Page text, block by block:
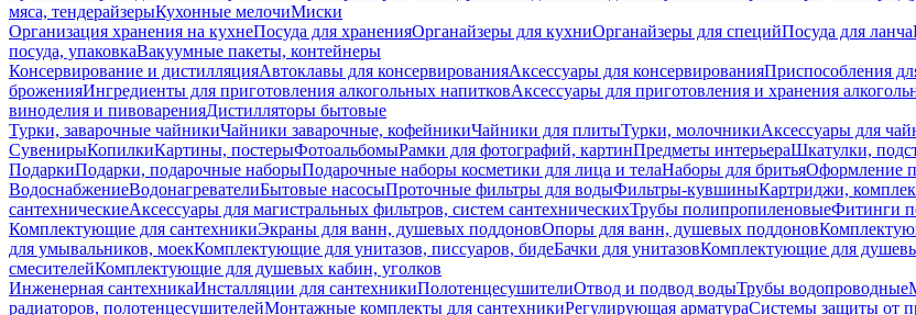
мяса, тендерайзерыКухонные мелочиМиски
Организация хранения на кухнеПосуда для храненияОрганайзеры для кухниОрганайзеры для специйПосуда для ланча
посуда, упаковкаВакуумные пакеты, контейнеры
Консервирование и дистилляцияАвтоклавы для консервированияАксессуары для консервированияПриспособления
броженияИнгредиенты для приготовления алкогольных напитковАксессуары для приготовления и хранения
виноделия и пивоваренияДистилляторы бытовые
Турки, заварочные чайникиЧайники заварочные, кофейникиЧайники для плитыТурки, молочникиАксессуары для
СувенирыКопилкиКартины, постерыФотоальбомыРамки для фотографий, картинПредметы интерьераШкатулки,
ПодаркиПодарки, подарочные наборыПодарочные наборы косметики для лица и телаНаборы для бритьяОформление
ВодоснабжениеВодонагревателиБытовые насосыПроточные фильтры для водыФильтры-кувшиныКартриджи,
сантехническиеАксессуары для магистральных фильтров, систем сантехническихТрубы полипропиленовыеФитинги
Комплектующие для сантехникиЭкраны для ванн, душевых поддоновОпоры для ванн, душевых поддонов
для умывальников, моекКомплектующие для унитазов, писсуаров, бидеБачки для унитазовКомплектующие для
смесителейКомплектующие для душевых кабин, уголков
Инженерная сантехникаИнсталляции для сантехникиПолотенцесушителиОтвод и подвод водыТрубы водопроводные
радиаторов, полотенцесушителейМонтажные комплекты для сантехникиРегулирующая арматураСистемы защиты от